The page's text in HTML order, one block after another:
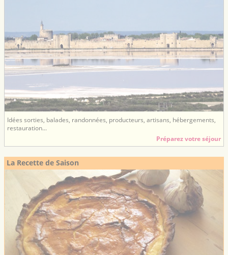
Idées sorties, balades, randonnées, producteurs, artisans, hébergements,
restauration...
Préparez votre séjour
La Recette de Saison